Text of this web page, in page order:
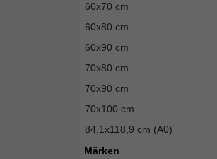
60x70 cm
60x80 cm
60x90 cm
70x80 cm
70x90 cm
70x100 cm
84,1x118,9 cm (A0)
Märken